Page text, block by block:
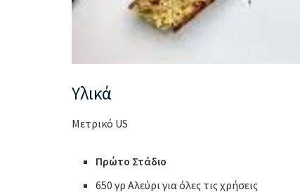
Υλικά
Μετρικό US
Πρώτο Στάδιο
650 γρ Αλεύρι για όλες τις χρήσεις